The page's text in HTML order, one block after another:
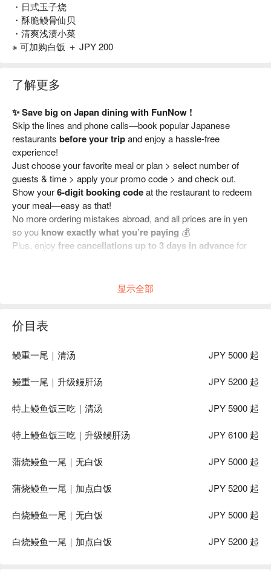
・日式玉子烧
・酥脆鳗骨仙贝
・清爽浅渍小菜
※ 可加购白饭 ＋ JPY 200
了解更多
✨ Save big on Japan dining with FunNow !
Skip the lines and phone calls—book popular Japanese
restaurants before your tripand enjoy a hassle-free
experience!
Just choose your favorite meal or plan > select number of
guests & time > apply your promo code > and check out.
Show your6-digit booking codeat the restaurant to redeem
your meal—easy as that!
No more ordering mistakes abroad, and all prices are in yen
so you know exactly what you’re paying 💰
Plus, enjoy free cancellations up to 3 days in advancefor
显示全部
价目表
鳗重一尾｜清汤 JPY 5000 起
鳗重一尾｜升级鳗肝汤 JPY 5200 起
特上鳗鱼饭三吃｜清汤 JPY 5900 起
特上鳗鱼饭三吃｜升级鳗肝汤 JPY 6100 起
蒲烧鳗鱼一尾｜无白饭 JPY 5000 起
蒲烧鳗鱼一尾｜加点白饭 JPY 5200 起
白烧鳗鱼一尾｜无白饭 JPY 5000 起
白烧鳗鱼一尾｜加点白饭 JPY 5200 起